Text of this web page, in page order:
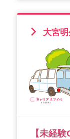
大宮
【未経